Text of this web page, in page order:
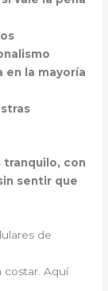
en la mayoría
tranquilo, con
sentir que
de
costar. Aquí